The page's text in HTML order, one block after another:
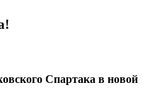
Спартака в новой